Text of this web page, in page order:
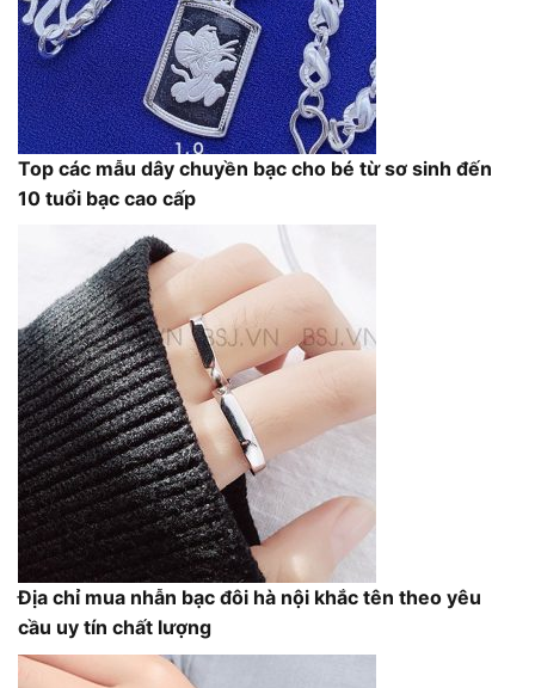
Top các mẫu dây chuyền bạc cho bé từ sơ sinh đến
10 tuổi bạc cao cấp
Địa chỉ mua nhẫn bạc đôi hà nội khắc tên theo yêu
cầu uy tín chất lượng